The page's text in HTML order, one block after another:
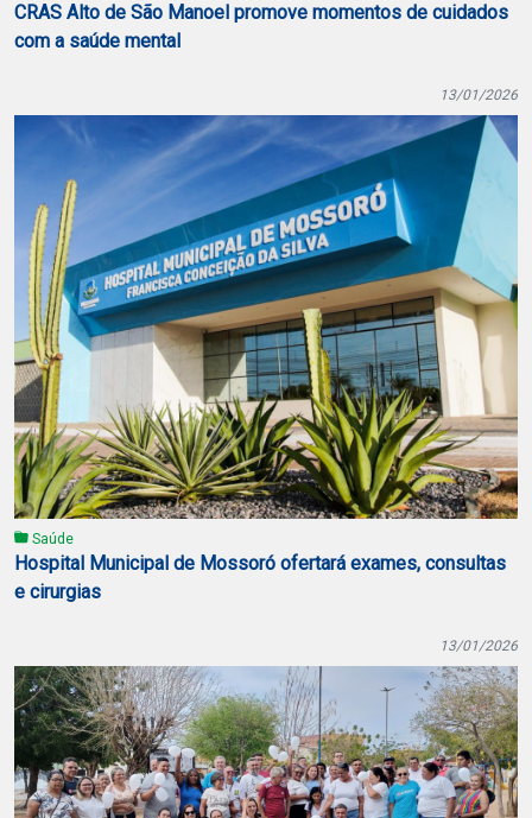
CRAS Alto de São Manoel promove momentos de cuidados
com a saúde mental
13/01/2026
Saúde
Hospital Municipal de Mossoró ofertará exames, consultas
e cirurgias
13/01/2026